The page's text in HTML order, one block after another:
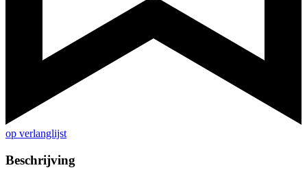
op verlanglijst
Beschrijving